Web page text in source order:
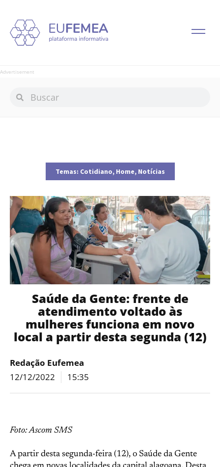
Advertisement
Temas: Cotidiano, Home, Notícias
Saúde da Gente: frente de
atendimento voltado às
mulheres funciona em novo
local a partir desta segunda (12)
Redação Eufemea
12/12/2022
15:35
Foto: Ascom SMS
A partir desta segunda-feira (12), o Saúde da Gente